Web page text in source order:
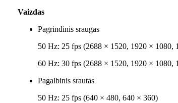
Vaizdas
Pagrindinis sraugas
50 Hz: 25 fps (2688 × 1520, 1920 × 1080,
60 Hz: 30 fps (2688 × 1520, 1920 × 1080,
Pagalbinis srautas
50 Hz: 25 fps (640 × 480, 640 × 360)